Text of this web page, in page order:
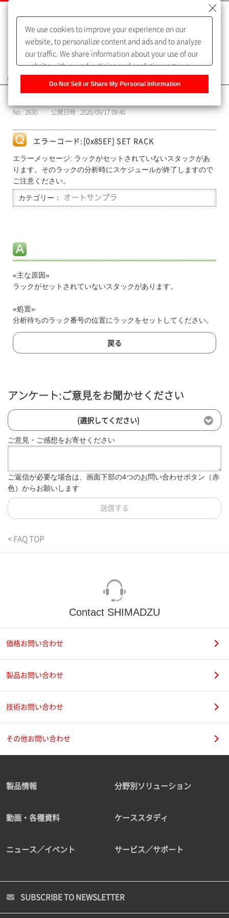
よくあるご質問（FAQ）
No : 2630 公開日時 : 2020/09/17 09:40
エラーコード:[0x85EF] SET RACK
エラーメッセージ: ラックがセットされていないスタックがあ
ります。そのラックの分析時にスケジュールが終了しますので
ご注意ください。
カテゴリー： オートサンプラ
«主な原因»
ラックがセットされていないスタックがあります。
«処置»
分析待ちのラック番号の位置にラックをセットしてください。
戻る
アンケート:ご意見をお聞かせください
(選択してください)
ご意見・ご感想をお寄せください
ご返信が必要な場合は、画面下部の4つのお問い合わせボタン（赤
色）からお願いします
送信する
< FAQ TOP
Contact SHIMADZU
価格お問い合わせ
製品お問い合わせ
技術お問い合わせ
その他お問い合わせ
製品情報 分野別ソリューション
動画・各種資料 ケーススタディ
ニュース／イベント サービス／サポート
SUBSCRIBE TO NEWSLETTER
We use cookies to improve your experience on our
website, to personalize content and ads and to analyze
our traffic. We share information about your use of our
website with our advertising and analytics partners,
of our sharing information about you with our partners.
Information] to customize your cookie settings on our
Do Not Sell or Share My Personal Information